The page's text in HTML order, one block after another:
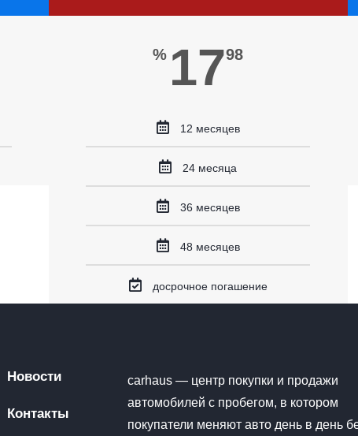
% 1798
12 месяцев
24 месяца
36 месяцев
48 месяцев
досрочное погашение
Новости
Контакты
carhaus — центр покупки и продажи
автомобилей с пробегом, в котором
покупатели меняют авто день в день